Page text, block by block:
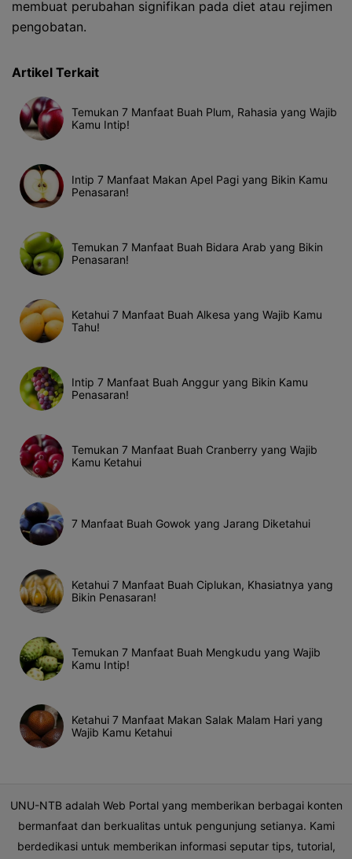
membuat perubahan signifikan pada diet atau rejimen
pengobatan.
Artikel Terkait
Temukan 7 Manfaat Buah Plum, Rahasia yang Wajib
Kamu Intip!
Intip 7 Manfaat Makan Apel Pagi yang Bikin Kamu
Penasaran!
Temukan 7 Manfaat Buah Bidara Arab yang Bikin
Penasaran!
Ketahui 7 Manfaat Buah Alkesa yang Wajib Kamu
Tahu!
Intip 7 Manfaat Buah Anggur yang Bikin Kamu
Penasaran!
Temukan 7 Manfaat Buah Cranberry yang Wajib
Kamu Ketahui
7 Manfaat Buah Gowok yang Jarang Diketahui
Ketahui 7 Manfaat Buah Ciplukan, Khasiatnya yang
Bikin Penasaran!
Temukan 7 Manfaat Buah Mengkudu yang Wajib
Kamu Intip!
Ketahui 7 Manfaat Makan Salak Malam Hari yang
Wajib Kamu Ketahui
UNU-NTB adalah Web Portal yang memberikan berbagai konten
bermanfaat dan berkualitas untuk pengunjung setianya. Kami
berdedikasi untuk memberikan informasi seputar tips, tutorial,